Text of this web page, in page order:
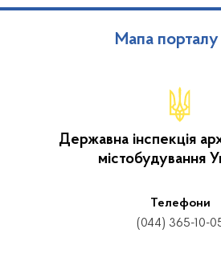
Мапа порталу
Державна інспекція
містобудування
Телефони
(044) 365-10-